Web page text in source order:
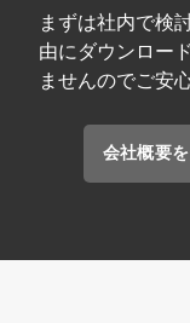
まずは社内で検
由にダウンロー
ませんのでご安
会社概要